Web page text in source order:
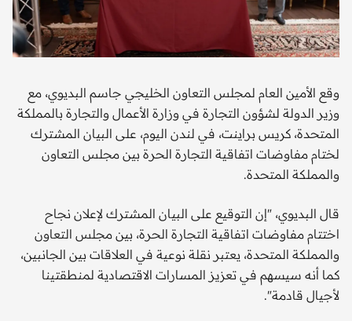
وقع الأمين العام لمجلس التعاون الخليجي جاسم البديوي، مع
وزير الدولة لشؤون التجارة في وزارة الأعمال والتجارة بالمملكة
المتحدة، كريس براينت، في لندن اليوم، على البيان المشترك
لختام مفاوضات اتفاقية التجارة الحرة بين مجلس التعاون
والمملكة المتحدة.
قال البديوي، "إن التوقيع على البيان المشترك لإعلان نجاح
اختتام مفاوضات اتفاقية التجارة الحرة، بين مجلس التعاون
والمملكة المتحدة، يعتبر نقلة نوعية في العلاقات بين الجانبين،
كما أنه سيسهم في تعزيز المسارات الاقتصادية لمنطقتينا
لأجيال قادمة".